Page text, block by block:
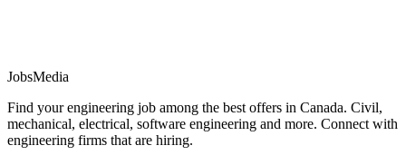
JobsMedia
Find your engineering job among the best offers in Canada. Civil,
mechanical, electrical, software engineering and more. Connect with
engineering firms that are hiring.